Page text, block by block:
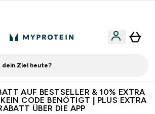
dein Ziel heute?
AUF BESTSELLER & 10% EXTRA
CODE BENÖTIGT | PLUS EXTRA
ÜBER DIE APP